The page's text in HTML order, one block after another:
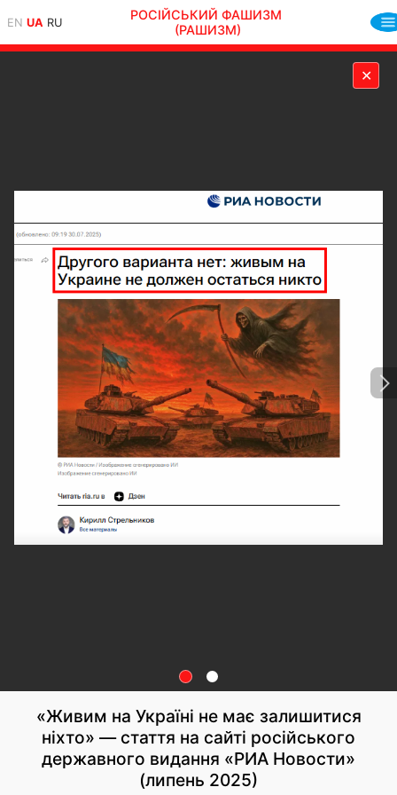
EN UA RU
РОСІЙСЬКИЙ ФАШИЗМ
(РАШИЗМ)
✕
«Живим на Україні не має залишитися
ніхто» — стаття на сайті російського
державного видання «РИА Новости»
(липень 2025)